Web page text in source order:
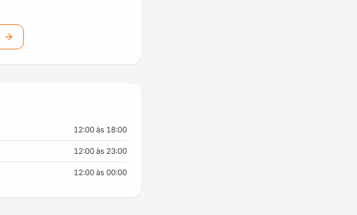
arrow_forward
12:00 às 18:00
12:00 às 23:00
12:00 às 00:00